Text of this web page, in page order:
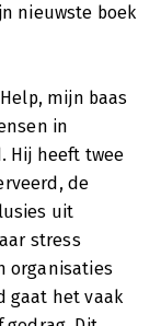
nieuwste boek
mijn baas
in
Hij heeft twee
de
uit
stress
organisaties
gaat het vaak